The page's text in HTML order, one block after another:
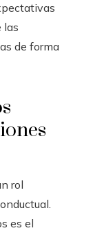
las
de forma
rol
es el